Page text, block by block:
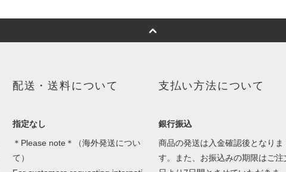
配送・送料について
指定なし
＊Please note＊（海外発送につい
て）
支払い方法について
銀行振込
商品の発送は入金確認後となりま
す。また、お振込みの期限はご注